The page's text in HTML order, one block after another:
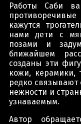
Работы Саби
кажутся
нами дети с
позами и
ближайшем
созданы эти
кожи, керамики,
редко связывают
нежности и
узнаваемым.
Автор